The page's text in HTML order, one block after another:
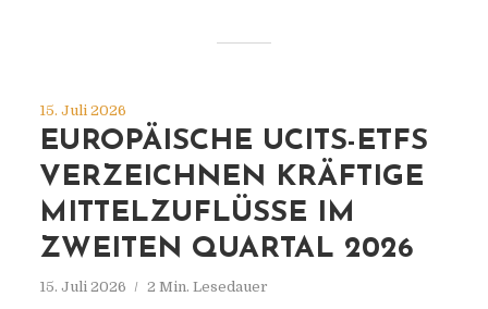
KAUFENREZEPTFREI.DE
15. Juli 2026
EUROPÄISCHE UCITS-ETFS
VERZEICHNEN KRÄFTIGE
MITTELZUFLÜSSE IM
ZWEITEN QUARTAL 2026
15. Juli 2026 2 Min. Lesedauer